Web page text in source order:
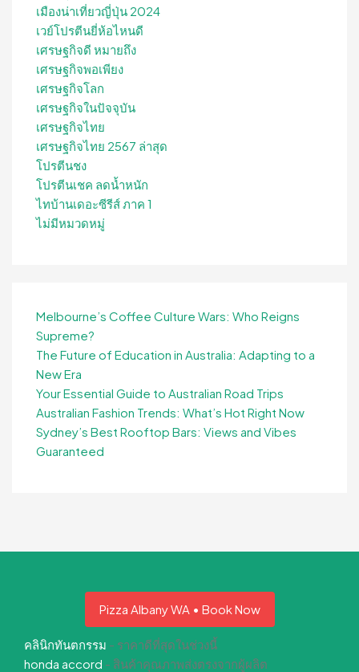
เมืองน่าเที่ยวญี่ปุ่น 2024
เวย์โปรตีนยี่ห้อไหนดี
เศรษฐกิจดี หมายถึง
เศรษฐกิจพอเพียง
เศรษฐกิจโลก
เศรษฐกิจในปัจจุบัน
เศรษฐกิจไทย
เศรษฐกิจไทย 2567 ล่าสุด
โปรตีนชง
โปรตีนเชค ลดน้ำหนัก
ไทบ้านเดอะซีรีส์ ภาค 1
ไม่มีหมวดหมู่
Melbourne’s Coffee Culture Wars: Who Reigns
Supreme?
The Future of Education in Australia: Adapting to a
New Era
Your Essential Guide to Australian Road Trips
Australian Fashion Trends: What’s Hot Right Now
Sydney’s Best Rooftop Bars: Views and Vibes
Guaranteed
Pizza Albany WA • Book Now
คลินิกทันตกรรม - ราคาดีที่สุดในช่วงนี้
honda accord - สินค้าคุณภาพส่งตรงจากผู้ผลิต